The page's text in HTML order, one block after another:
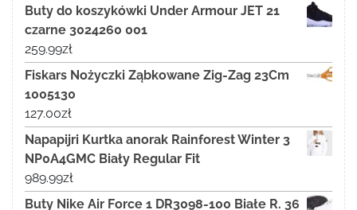
Buty do koszykówki Under Armour JET 21
czarne 3024260 001
259.99zł
Fiskars Nożyczki Ząbkowane Zig-Zag 23Cm
1005130
127.00zł
Napapijri Kurtka anorak Rainforest Winter 3
NP0A4GMC Biały Regular Fit
989.99zł
Buty Nike Air Force 1 DR3098-100 Białe R. 36